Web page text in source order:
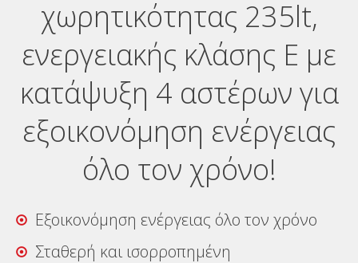
Ελληνικά
χωρητικότητας 235lt,
ενεργειακής κλάσης Ε με
κατάψυξη 4 αστέρων για
εξοικονόμηση ενέργειας
όλο τον χρόνο!
Εξοικονόμηση ενέργειας όλο τον χρόνο
Σταθερή και ισορροπημένη